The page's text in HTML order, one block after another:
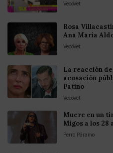
VecoVet
Rosa
Ana María
VecoVet
La reacción
acusación
Patiño
VecoVet
Muere en un
Migos a los 28
Perro Páramo